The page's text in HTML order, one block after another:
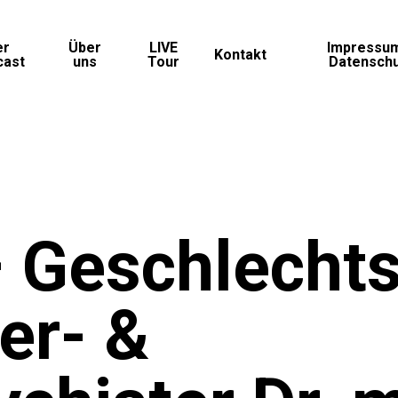
Über
uns
LIVE
Tour
Kontakt
&